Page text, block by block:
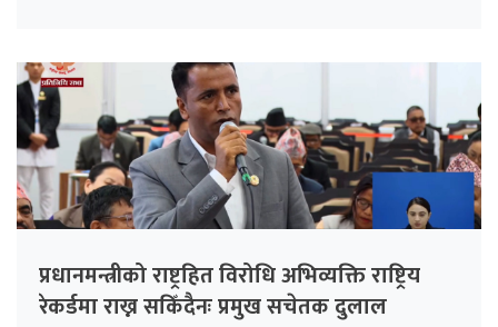
प्रधानमन्त्रीको राष्ट्रहित विरोधि अभिव्यक्ति राष्ट्रिय
रेकर्डमा राख्न सकिँदैनः प्रमुख सचेतक दुलाल